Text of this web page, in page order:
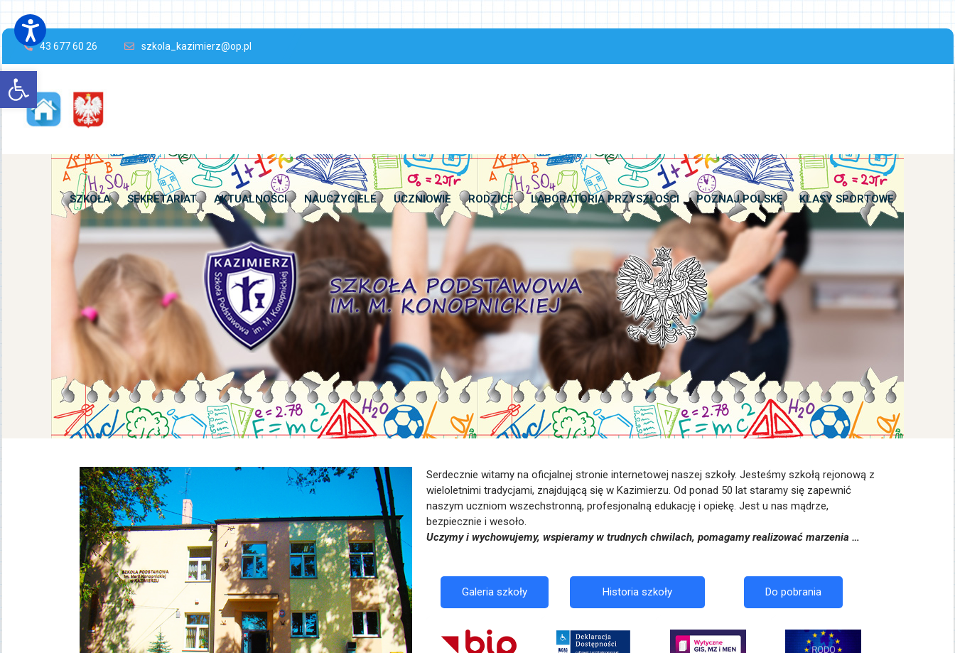
Open toolbar
43 677 60 26 szkola_kazimierz@op.pl
SZKOŁA SEKRETARIAT AKTUALNOŚCI NAUCZYCIELE UCZNIOWIE RODZICE LABORATORIA PRZYSZŁOŚCI POZNAJ POLSKĘ KLASY SPORTOWE
Serdecznie witamy na oficjalnej stronie internetowej naszej szkoły. Jesteśmy szkołą rejonową z
wieloletnimi tradycjami, znajdującą się w Kazimierzu. Od ponad 50 lat staramy się zapewnić
naszym uczniom wszechstronną, profesjonalną edukację i opiekę. Jest u nas mądrze,
bezpiecznie i wesoło.
Uczymy i wychowujemy, wspieramy w trudnych chwilach, pomagamy realizować marzenia …
Galeria szkoły Historia szkoły Do pobrania